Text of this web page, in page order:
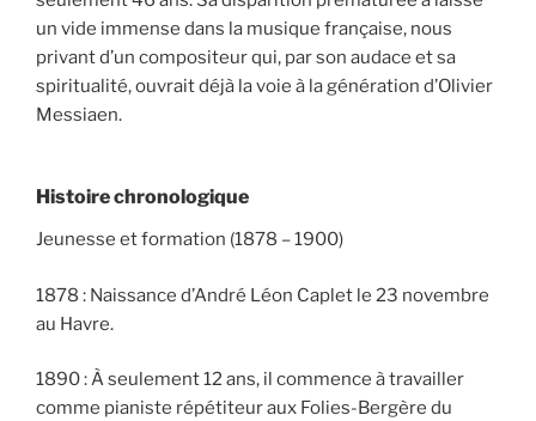
un vide immense dans la musique française, nous
privant d’un compositeur qui, par son audace et sa
spiritualité, ouvrait déjà la voie à la génération d’Olivier
Messiaen.
Histoire chronologique
Jeunesse et formation (1878 – 1900)
1878 : Naissance d’André Léon Caplet le 23 novembre
au Havre.
1890 : À seulement 12 ans, il commence à travailler
comme pianiste répétiteur aux Folies-Bergère du